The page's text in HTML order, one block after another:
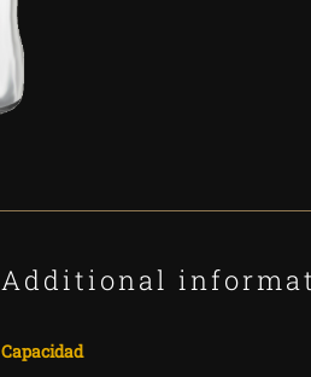
Additional
Capacidad